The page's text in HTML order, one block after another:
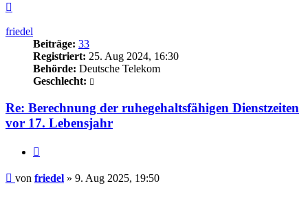
friedel
Beiträge: 33
Registriert: 25. Aug 2024, 16:30
Behörde: Deutsche Telekom
Geschlecht:
Re: Berechnung der ruhegehaltsfähigen Dienstzeiten
vor 17. Lebensjahr
Beitrag
von friedel » 9. Aug 2025, 19:50